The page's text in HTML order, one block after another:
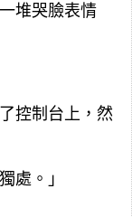
堆哭臉表情
控制台上，然
處。」